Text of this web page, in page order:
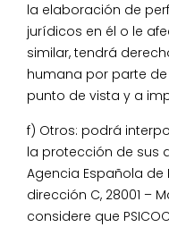
la elaboración de
jurídicos en él o le
similar, tendrá
humana por parte de
punto de vista y a
f) Otros: podrá
la protección de sus
Agencia Española
dirección C, 28001 –
considere que